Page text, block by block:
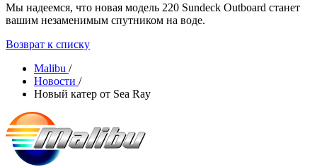
Мы надеемся, что новая модель 220 Sundeck Outboard станет
вашим незаменимым спутником на воде.
Возврат к списку
Malibu /
Новости /
Новый катер от Sea Ray